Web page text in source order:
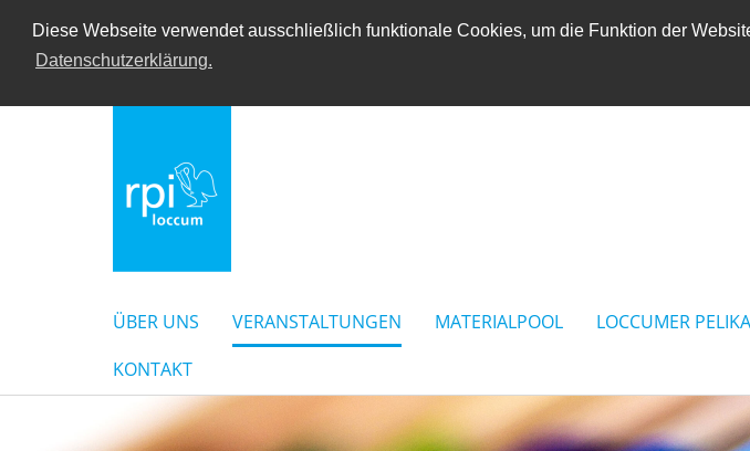
Diese Webseite verwendet ausschließlich funktionale Cookies, um die Funktion der
Datenschutzerklärung.
ÜBER UNS VERANSTALTUNGEN MATERIALPOOL LOCCUMER
KONTAKT